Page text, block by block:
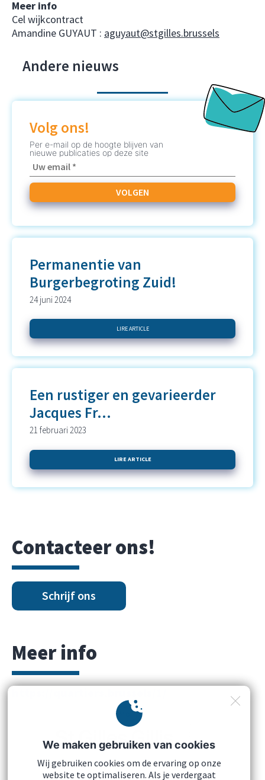
Meer info
Cel wijkcontract
Amandine GUYAUT : aguyaut@stgilles.brussels
Andere nieuws
Volg ons!
Per e-mail op de hoogte blijven van
nieuwe publicaties op deze site
Permanentie van
Burgerbegroting Zuid!
24 juni 2024
LIRE ARTICLE
Een rustiger en gevarieerder
Jacques Fr...
21 februari 2023
LIRE ARTICLE
Contacteer ons!
Schrijf ons
Meer info
We maken gebruiken van cookies
Wij gebruiken cookies om de ervaring op onze
website te optimaliseren. Als je verdergaat